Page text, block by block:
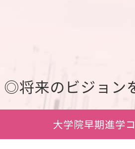
◎将来のビジョン
大学院早期進学